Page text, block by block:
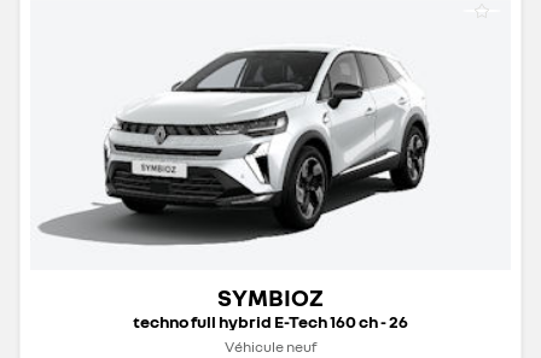
SYMBIOZ
techno full hybrid E-Tech 160 ch - 26
Véhicule neuf